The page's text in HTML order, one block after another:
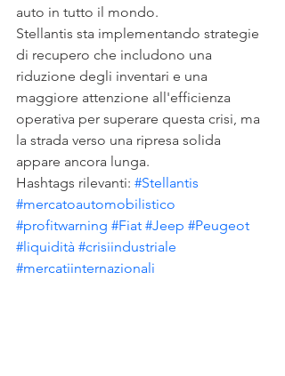
auto in tutto il mondo.
Stellantis sta implementando strategie
di recupero che includono una
riduzione degli inventari e una
maggiore attenzione all'efficienza
operativa per superare questa crisi, ma
la strada verso una ripresa solida
appare ancora lunga.
Hashtags rilevanti: #Stellantis
#mercatoautomobilistico
#profitwarning #Fiat #Jeep #Peugeot
#liquidità #crisiindustriale
#mercatiinternazionali